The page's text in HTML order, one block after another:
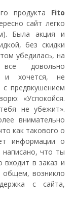
продукта Fito
сайт легко
Была акция и
без скидки
убедилась, на
довольно
и хочется, не
предвкушением
«Успокойся.
не убежит».
внимательно
как такового о
информации о
что ты
в заказ и
общем, возникло
с сайта,